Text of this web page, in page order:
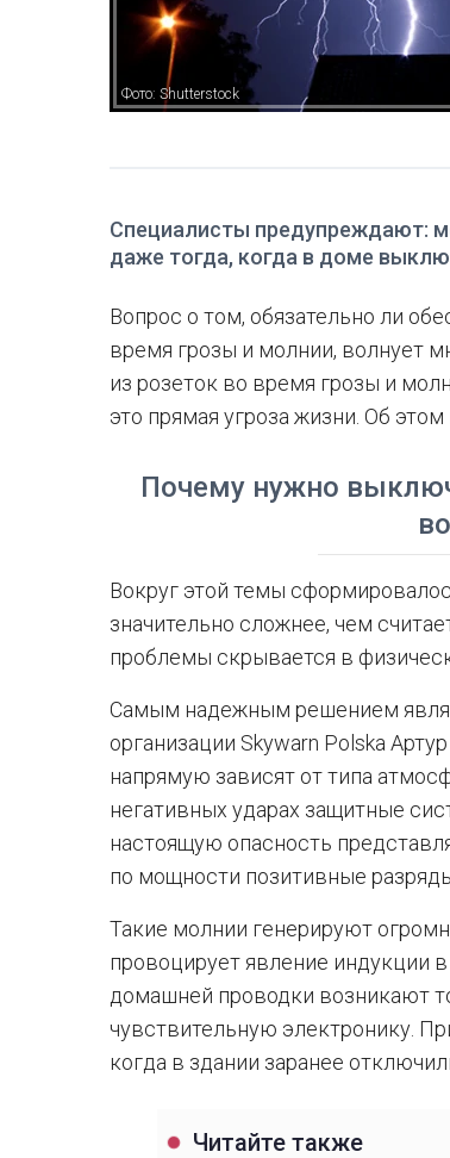
Фото: Shutterstock
Специалисты предупреждают:
даже тогда, когда в доме
Вопрос о том, обязательно ли
время грозы и молнии, волнует
из розеток во время грозы и
это прямая угроза жизни. Об
Почему нужно
Вокруг этой темы
значительно сложнее, чем
проблемы скрывается в
Самым надежным решением
организации Skywarn Polska
напрямую зависят от типа
негативных ударах защитные
настоящую опасность
по мощности позитивные
Такие молнии генерируют
провоцирует явление индукции
домашней проводки возникают
чувствительную электронику.
когда в здании заранее
Читайте также